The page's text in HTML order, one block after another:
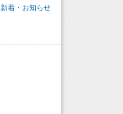
新着・お知らせ